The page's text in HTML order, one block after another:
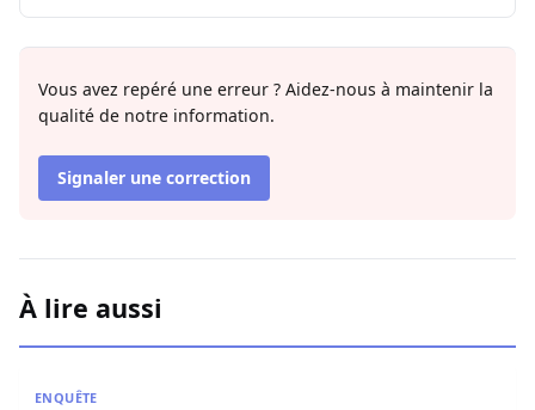
Vous avez repéré une erreur ? Aidez-nous à maintenir la
qualité de notre information.
Signaler une correction
À lire aussi
ENQUÊTE